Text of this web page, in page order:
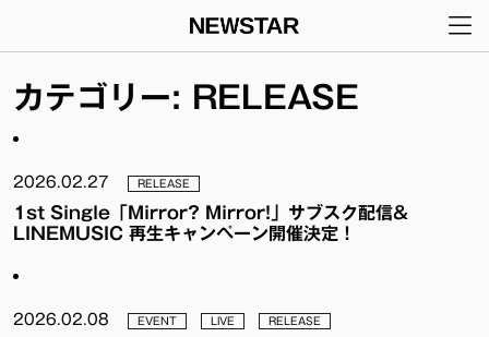
メインナビゲーション
カテゴリー: RELEASE
2026.02.27 RELEASE
1st Single「Mirror? Mirror!」サブスク配信&
LINEMUSIC 再生キャンペーン開催決定！
2026.02.08 EVENT LIVE RELEASE